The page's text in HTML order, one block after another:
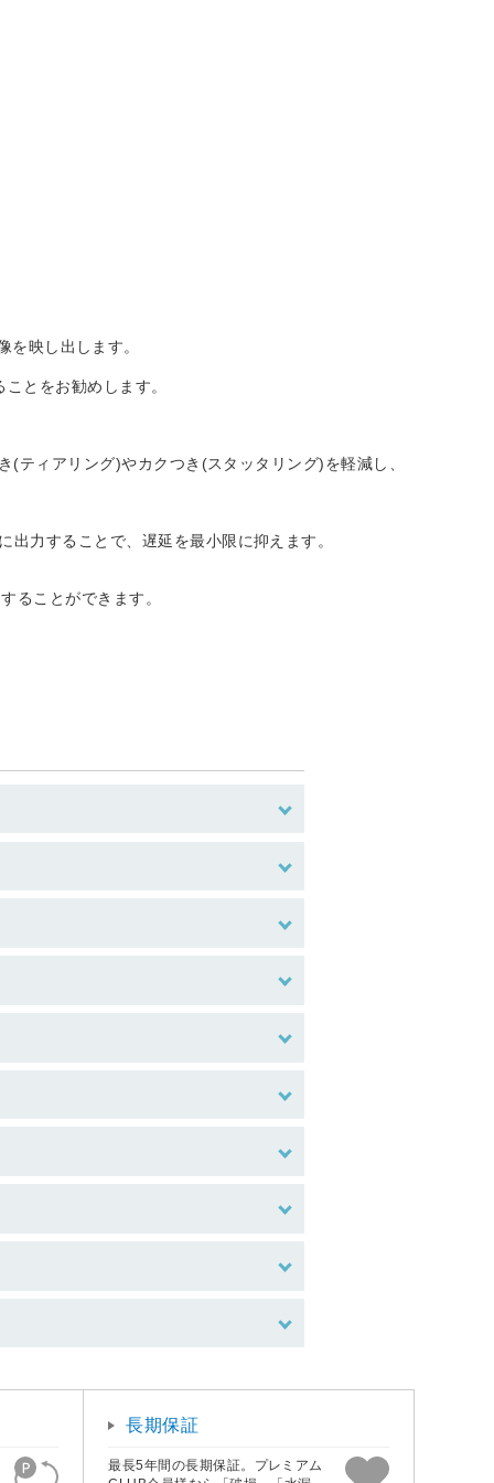
映し出します。
とをお勧めします。
ティアリング)やカクつき(スタッタリング)を軽減し、
力することで、遅延を最小限に抑えます。
ることができます。
長期保証
最長5年間の長期保証。プレミアム